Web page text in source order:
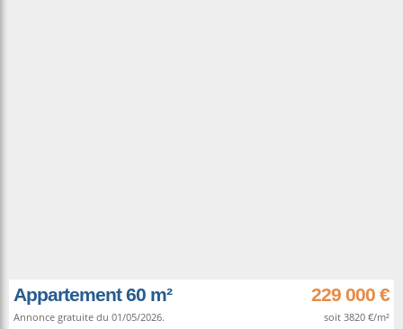
Appartement 60 m² 229 000 €
Annonce gratuite du 01/05/2026. soit 3820 €/m²